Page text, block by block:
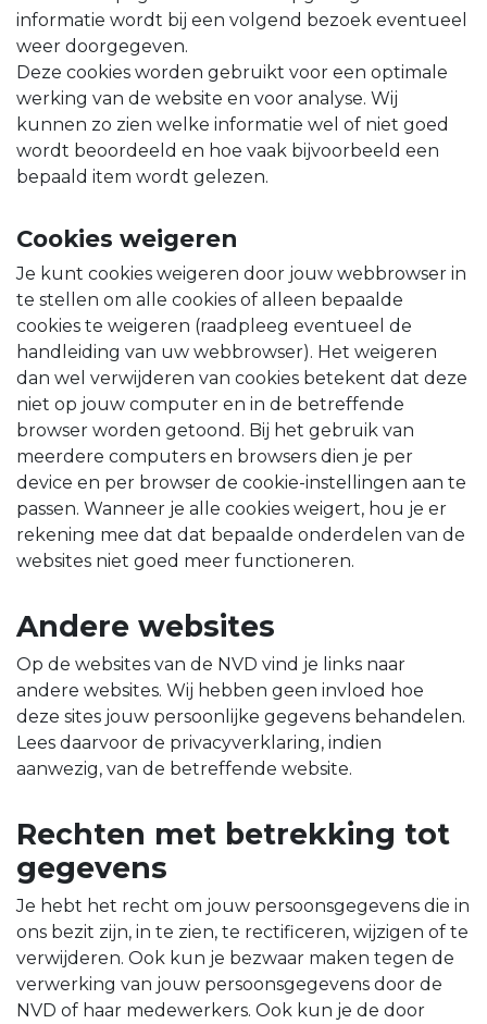
informatie wordt bij een volgend bezoek eventueel
weer doorgegeven.
Deze cookies worden gebruikt voor een optimale
werking van de website en voor analyse. Wij
kunnen zo zien welke informatie wel of niet goed
wordt beoordeeld en hoe vaak bijvoorbeeld een
bepaald item wordt gelezen.
Cookies weigeren
Je kunt cookies weigeren door jouw webbrowser in
te stellen om alle cookies of alleen bepaalde
cookies te weigeren (raadpleeg eventueel de
handleiding van uw webbrowser). Het weigeren
dan wel verwijderen van cookies betekent dat deze
niet op jouw computer en in de betreffende
browser worden getoond. Bij het gebruik van
meerdere computers en browsers dien je per
device en per browser de cookie-instellingen aan te
passen. Wanneer je alle cookies weigert, hou je er
rekening mee dat dat bepaalde onderdelen van de
websites niet goed meer functioneren.
Andere websites
Op de websites van de NVD vind je links naar
andere websites. Wij hebben geen invloed hoe
deze sites jouw persoonlijke gegevens behandelen.
Lees daarvoor de privacyverklaring, indien
aanwezig, van de betreffende website.
Rechten met betrekking tot
gegevens
Je hebt het recht om jouw persoonsgegevens die in
ons bezit zijn, in te zien, te rectificeren, wijzigen of te
verwijderen. Ook kun je bezwaar maken tegen de
verwerking van jouw persoonsgegevens door de
NVD of haar medewerkers. Ook kun je de door